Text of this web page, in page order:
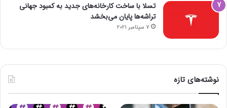
تسلا با ساخت کارخانه‌های جدید به کمبود جهانی
تراشه‌ها پایان می‌بخشد
7 سپتامبر 2021
نوشته‌های تازه